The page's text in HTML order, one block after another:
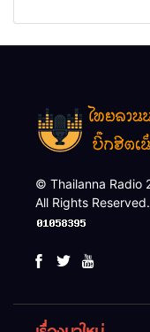
© Thailanna Radio
All Rights Reserved.